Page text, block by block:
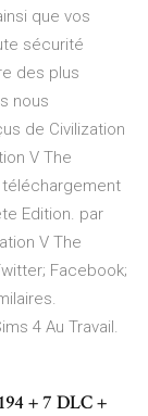
que vos
sécurité
des plus
nous
de Civilization
V The
téléchargement
Edition. par
V The
Facebook;
4 Au Travail.
+ 7 DLC +